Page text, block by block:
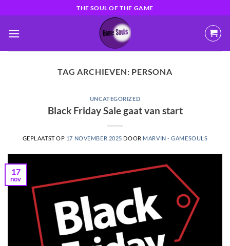
naar
inhoud
THE SOUL OF THE GAME
TAG ARCHIEVEN: PERSONA
UNCATEGORIZED
Black Friday Sale gaat van start
GEPLAATST OP 17 NOVEMBER 2025 DOOR MARVIN - GAMESOULS
17
nov